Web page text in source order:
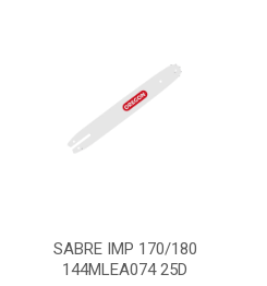
SABRE IMP 170/180
144MLEA074 25D